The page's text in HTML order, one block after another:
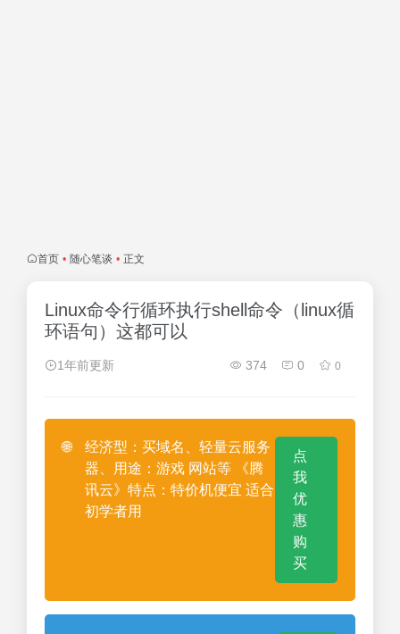
首页 • 随心笔谈 • 正文
Linux命令行循环执行shell命令（linux循
环语句）这都可以
1年前更新 374 0 0
🌐
经济型：买域名、轻量云服务
器、用途：游戏 网站等 《腾
讯云》特点：特价机便宜 适合
初学者用
点
我
优
惠
购
买